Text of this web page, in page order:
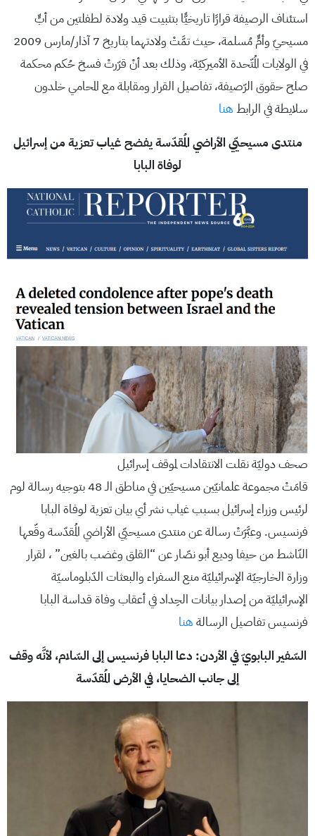
استئناف الرصيفة قرارًا تاريخيًّا بتثبيت قيد ولادة لطفلتين من أبٍّ
مسيحيّ وأمٍّ مُسلمة، حيث تمَّتْ ولادتهما بتاريخ 7 آذار/مارس 2009
في الولايات المُتّحدة الأميركيّة، وذلك بعد أنْ قرّرتْ فسخ حُكم محكمة
صلح حقوق الرّصيفة، تفاصيل القرار ومقابلة مع المحامي خلدون
سلايطة في الرابط هنا
منتدى مسيحيّي الأراضي المُقدّسة يفضح غياب تعزية من إسرائيل
لوفاة البابا
صحف دوليّة نقلت الانتقادات لموقف إسرائيل
قامَتْ مجموعة علمانيّين مسيحيّين في مناطق الـ 48 بتوجيه رسالة لوم
لرئيس وزراء إسرائيل بسبب غياب نشر أي بيان تعزية لوفاة البابا
فرنسيس. وعبَّرَتْ رسالة عن منتدى مسيحيّي الأراضي المُقدّسة وقّعها
النّاشط من حيفا وديع أبو نصّار عن “القلق وغضب بالغين” ، لقرار
وزارة الخارجيّة الإسرائيليّة منع السفراء والبعثات الدّبلوماسيّة
الإسرائيليّة من إصدار بيانات الحِداد في أعقاب وفاة قداسة البابا
فرنسيس تفاصيل الرسالة هنا
السّفير البابويّ في الأردن: دعا البابا فرنسيس إلى السّلام، لأنَّه وقف
إلى جانب الضحايا، في الأرض المُقدّسة